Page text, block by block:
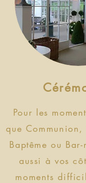
Pour les
que
Baptême ou
aussi à vos
moments